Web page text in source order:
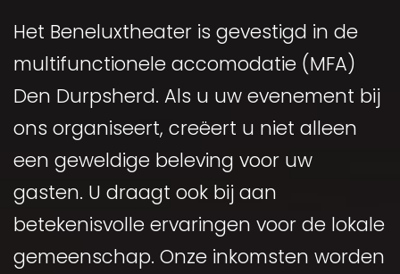
Het Beneluxtheater is gevestigd in de
multifunctionele accomodatie (MFA)
Den Durpsherd. Als u uw evenement bij
ons organiseert, creëert u niet alleen
een geweldige beleving voor uw
gasten. U draagt ook bij aan
betekenisvolle ervaringen voor de lokale
gemeenschap. Onze inkomsten worden